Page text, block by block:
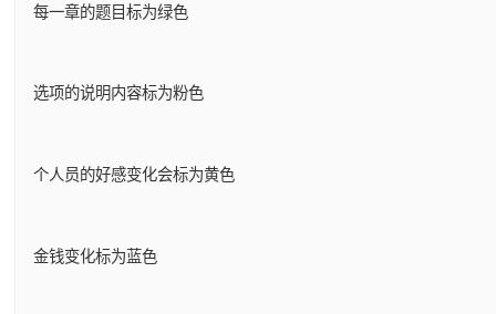
每一章的题目标为绿色
选项的说明内容标为粉色
个人员的好感变化会标为黄色
金钱变化标为蓝色